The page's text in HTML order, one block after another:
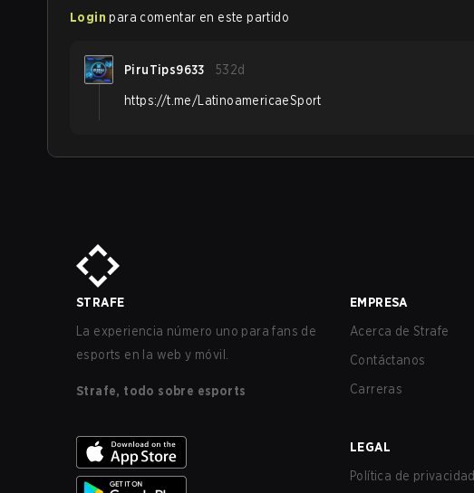
Login para comentar en este partido
PiruTips9633 532d
https://t.me/LatinoamericaeSport
STRAFE
La experiencia número uno para fans de
esports en la web y móvil.
Strafe, todo sobre esports
EMPRESA
Acerca de Strafe
Contáctanos
Carreras
LEGAL
Política de privacidad